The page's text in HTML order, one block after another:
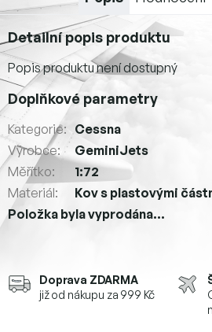
Doprava ZDARMA
již od nákupu za 999 Kč
Detailní popis produktu
Popis produktu není dostupný
Doplňkové parametry
Kategorie: Cessna
Výrobce:
GeminiJets
Měřítko:
1:72
Materiál:
Kov s plastovými
Položka byla vyprodána…